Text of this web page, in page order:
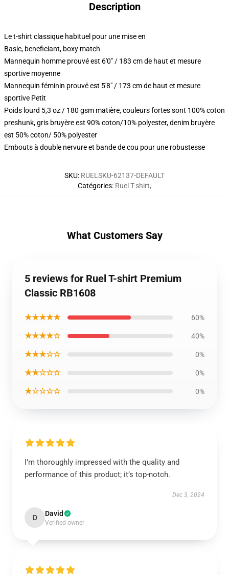
Description
Le t-shirt classique habituel pour une mise en
Basic, beneficiant, boxy match
Mannequin homme prouvé est 6'0" / 183 cm de haut et mesure
sportive moyenne
Mannequin féminin prouvé est 5'8" / 173 cm de haut et mesure
sportive Petit
Poids lourd 5,3 oz / 180 gsm matière, couleurs fortes sont 100% coton
preshunk, gris bruyère est 90% coton/10% polyester, denim bruyère
est 50% coton/ 50% polyester
Embouts à double nervure et bande de cou pour une robustesse
SKU: RUELSKU-62137-DEFAULT
Catégories: Ruel T-shirt,
What Customers Say
5 reviews for Ruel T-shirt Premium
Classic RB1608
★★★★★ 60%
★★★★☆ 40%
★★★☆☆ 0%
★★☆☆☆ 0%
★☆☆☆☆ 0%
I’m thoroughly impressed with the quality and
performance of this product; it’s top-notch.
Dec 3, 2024
D David
Verified owner